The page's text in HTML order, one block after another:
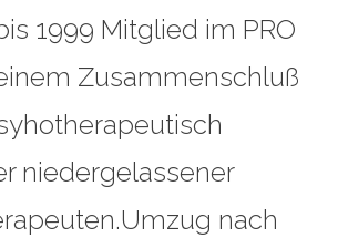
1999 Mitglied im PRO
Zusammenschluß
niedergelassener
nach